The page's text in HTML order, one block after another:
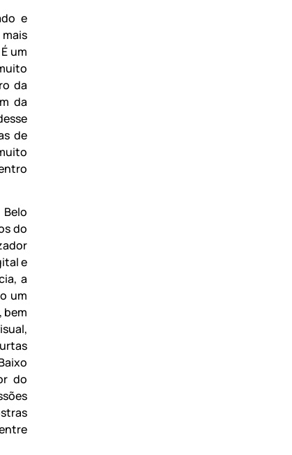
e
um
da
da
de
do
e
a
um
bem
do